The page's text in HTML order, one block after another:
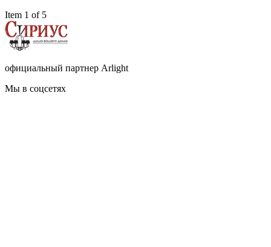
Item 1 of 5
официальный партнер Arlight
Мы в соцсетях